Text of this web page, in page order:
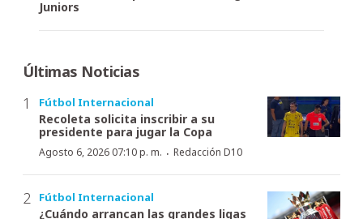
Juniors
Últimas Noticias
Fútbol Internacional
Recoleta solicita inscribir a su
presidente para jugar la Copa
Agosto 6, 2026 07:10 p. m. · Redacción D10
Fútbol Internacional
¿Cuándo arrancan las grandes ligas